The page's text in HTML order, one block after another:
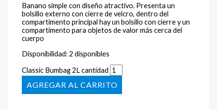
Banano simple con diseño atractivo. Presenta un
bolsillo externo con cierre de velcro, dentro del
compartimento principal hay un bolsillo con cierre y un
compartimento para objetos de valor más cerca del
cuerpo
Disponibilidad: 2 disponibles
Classic Bumbag 2L cantidad
AÑADIR AL CARRITO